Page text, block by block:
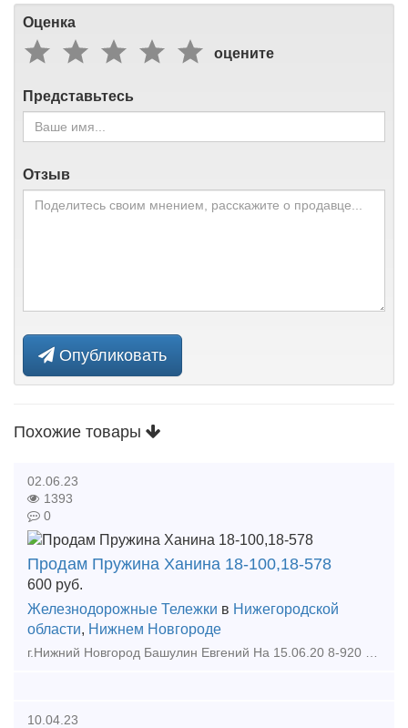
Оценка
оцените
Представьтесь
Отзыв
Опубликовать
Похожие товары
02.06.23
1393
0
Продам Пружина Ханина 18-100,18-578
600 руб.
Железнодорожные Тележки в Нижегородской
области, Нижнем Новгороде
10.04.23